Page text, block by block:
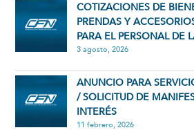
COTIZACIONES DE
PRENDAS Y
PARA EL PERSONAL DE
3 agosto, 2026
ANUNCIO PARA
/ SOLICITUD DE
INTERÉS
11 febrero, 2026